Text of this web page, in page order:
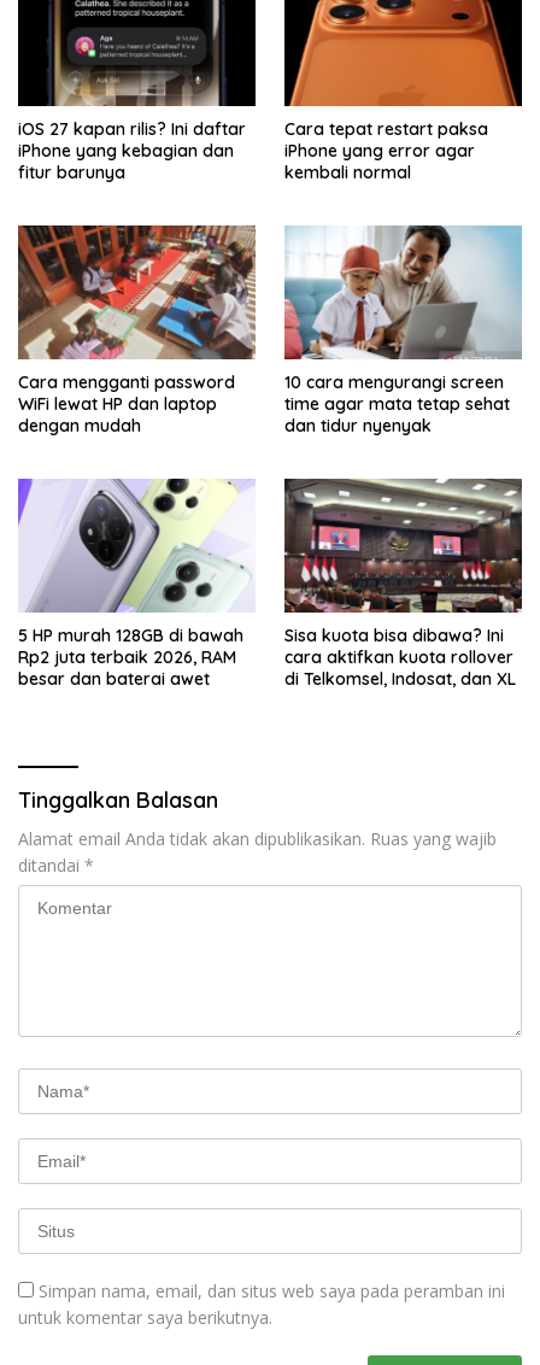
iOS 27 kapan rilis? Ini daftar
iPhone yang kebagian dan
fitur barunya
Cara tepat restart paksa
iPhone yang error agar
kembali normal
Cara mengganti password
WiFi lewat HP dan laptop
dengan mudah
10 cara mengurangi screen
time agar mata tetap sehat
dan tidur nyenyak
5 HP murah 128GB di bawah
Rp2 juta terbaik 2026, RAM
besar dan baterai awet
Sisa kuota bisa dibawa? Ini
cara aktifkan kuota rollover
di Telkomsel, Indosat, dan XL
Tinggalkan Balasan
Alamat email Anda tidak akan dipublikasikan. Ruas yang wajib
ditandai *
Simpan nama, email, dan situs web saya pada peramban ini
untuk komentar saya berikutnya.